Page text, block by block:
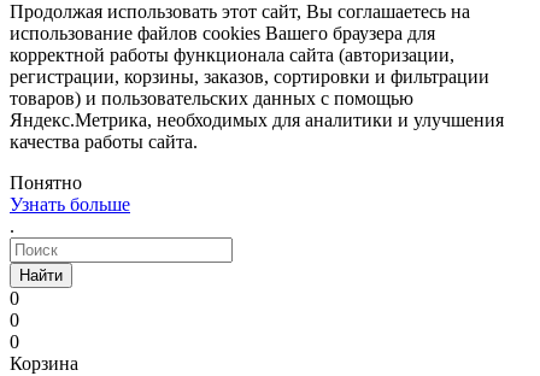
Продолжая использовать этот сайт, Вы соглашаетесь на
использование файлов cookies Вашего браузера для
корректной работы функционала сайта (авторизации,
регистрации, корзины, заказов, сортировки и фильтрации
товаров) и пользовательских данных с помощью
Яндекс.Метрика, необходимых для аналитики и улучшения
качества работы сайта.
Понятно
Узнать больше
.
Найти
0
0
0
Корзина